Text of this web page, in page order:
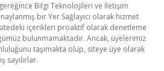
gereğince Bilgi Teknolojileri ve İletişim
bir Yer Sağlayıcı olarak hizmet
içerikleri proaktif olarak denetleme
bulunmamaktadır. Ancak, üyelerimiz
taşımakta olup, siteye üye olarak
sayılırlar.